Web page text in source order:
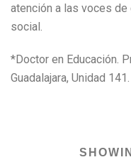
atención a las voces
social.
*Doctor en Educación.
Guadalajara, Unidad